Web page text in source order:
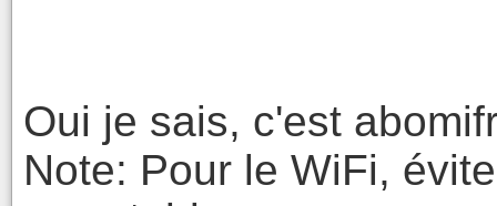
Oui je sais, c'est
Note: Pour le WiFi,